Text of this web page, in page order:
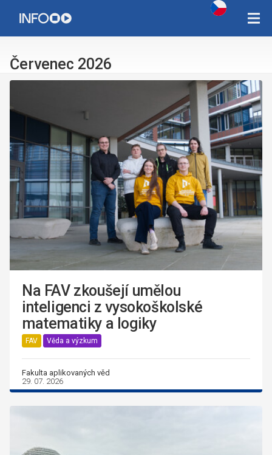
Červenec 2026
Na FAV zkoušejí umělou
inteligenci z vysokoškolské
matematiky a logiky
FAV Věda a výzkum
Fakulta aplikovaných věd
29. 07. 2026
Copyright Západočeská univerzita v Plzni 2015 - 2026,